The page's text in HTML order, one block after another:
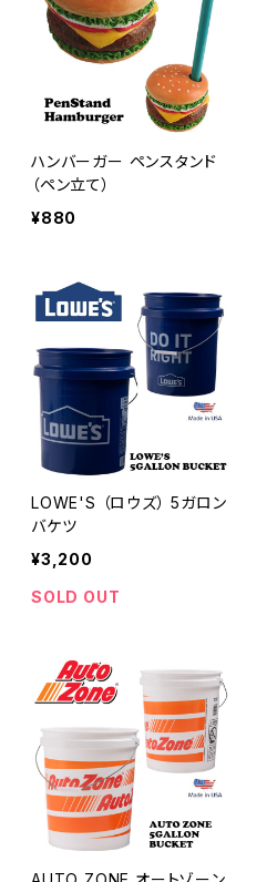
ハンバーガー ペンスタンド
（ペン立て）
¥880
LOWE'S （ロウズ） 5ガロン
バケツ
¥3,200
SOLD OUT